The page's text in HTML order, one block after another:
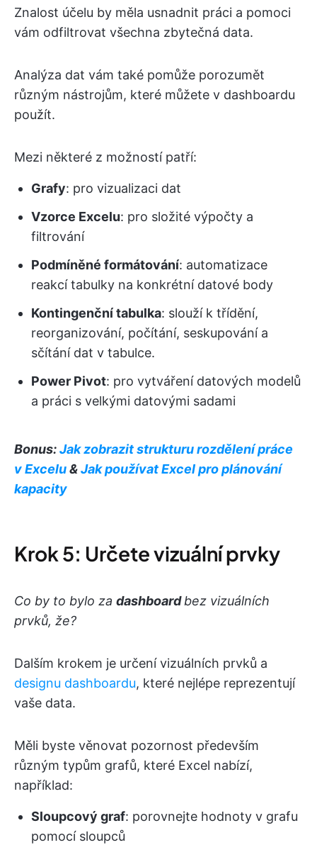
Znalost účelu by měla usnadnit práci a pomoci
vám odfiltrovat všechna zbytečná data.
Analýza dat vám také pomůže porozumět
různým nástrojům, které můžete v dashboardu
použít.
Mezi některé z možností patří:
Grafy: pro vizualizaci dat
Vzorce Excelu: pro složité výpočty a
filtrování
Podmíněné formátování: automatizace
reakcí tabulky na konkrétní datové body
Kontingenční tabulka: slouží k třídění,
reorganizování, počítání, seskupování a
sčítání dat v tabulce.
Power Pivot: pro vytváření datových modelů
a práci s velkými datovými sadami
Bonus:Jak zobrazit strukturu rozdělení práce
v Excelu&Jak používat Excel pro plánování
kapacity
Krok 5: Určete vizuální prvky
Co by to bylo za dashboardbez vizuálních
prvků, že?
Dalším krokem je určení vizuálních prvků a
designu dashboardu, které nejlépe reprezentují
vaše data.
Měli byste věnovat pozornost především
různým typům grafů, které Excel nabízí,
například:
Sloupcový graf: porovnejte hodnoty v grafu
pomocí sloupců